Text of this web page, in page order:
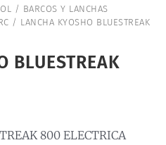
/ BARCOS Y LANCHAS
/ LANCHA KYOSHO BLUESTREAK
BLUESTREAK
800 ELECTRICA